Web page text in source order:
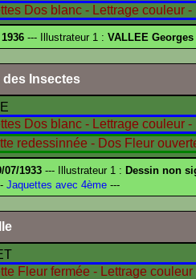
1936 --- Illustrateur 1 : VALLEE Georges
des Insectes
07/1933--- Illustrateur 1 : Dessin non
Jaquettes avec 4ème ---